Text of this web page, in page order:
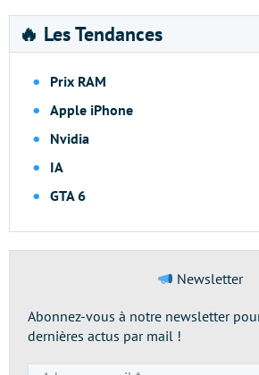
🔥 Les Tendances
Prix RAM
Apple iPhone
Nvidia
IA
GTA 6
Newsletter
Abonnez-vous à notre newsletter
dernières actus par mail !